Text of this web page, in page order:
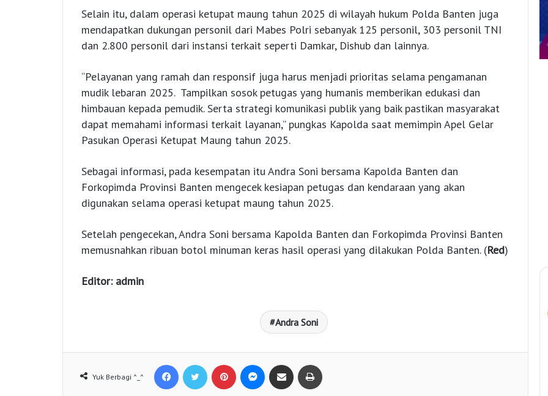
Selain itu, dalam operasi ketupat maung tahun 2025 di wilayah hukum Polda Banten juga
mendapatkan dukungan personil dari Mabes Polri sebanyak 125 personil, 303 personil TNI
dan 2.800 personil dari instansi terkait seperti Damkar, Dishub dan lainnya.
“Pelayanan yang ramah dan responsif juga harus menjadi prioritas selama pengamanan
mudik lebaran 2025. Tampilkan sosok petugas yang humanis memberikan edukasi dan
himbauan kepada pemudik. Serta strategi komunikasi publik yang baik pastikan masyarakat
dapat memahami informasi terkait layanan,” pungkas Kapolda saat memimpin Apel Gelar
Pasukan Operasi Ketupat Maung tahun 2025.
Sebagai informasi, pada kesempatan itu Andra Soni bersama Kapolda Banten dan
Forkopimda Provinsi Banten mengecek kesiapan petugas dan kendaraan yang akan
digunakan selama operasi ketupat maung tahun 2025.
Setelah pengecekan, Andra Soni bersama Kapolda Banten dan Forkopimda Provinsi Banten
memusnahkan ribuan botol minuman keras hasil operasi yang dilakukan Polda Banten. (Red)
Editor: admin
Andra Soni
Yuk Berbagi ^_^